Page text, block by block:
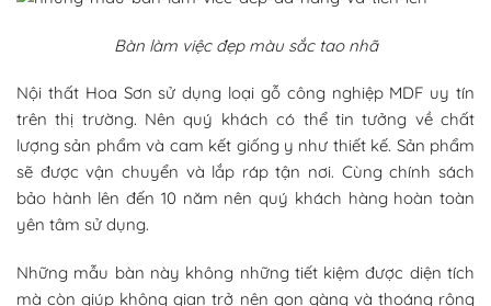
Bàn làm việc đẹp màu sắc tao nhã
Nội thất Hoa Sơn sử dụng loại gỗ công nghiệp MDF uy tín
trên thị trường. Nên quý khách có thể tin tưởng về chất
lượng sản phẩm và cam kết giống y như thiết kế. Sản phẩm
sẽ được vận chuyển và lắp ráp tận nơi. Cùng chính sách
bảo hành lên đến 10 năm nên quý khách hàng hoàn toàn
yên tâm sử dụng.
Những mẫu bàn này không những tiết kiệm được diện tích
mà còn giúp không gian trở nên gọn gàng và thoáng rộng